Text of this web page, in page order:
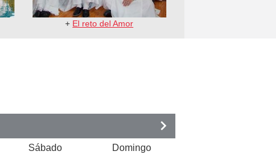
+ El reto del Amor
Sábado Domingo